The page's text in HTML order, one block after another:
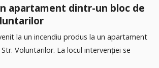
apartament dintr-un bloc de
la un incendiu produs la un apartament
Voluntarilor. La locul intervenției se